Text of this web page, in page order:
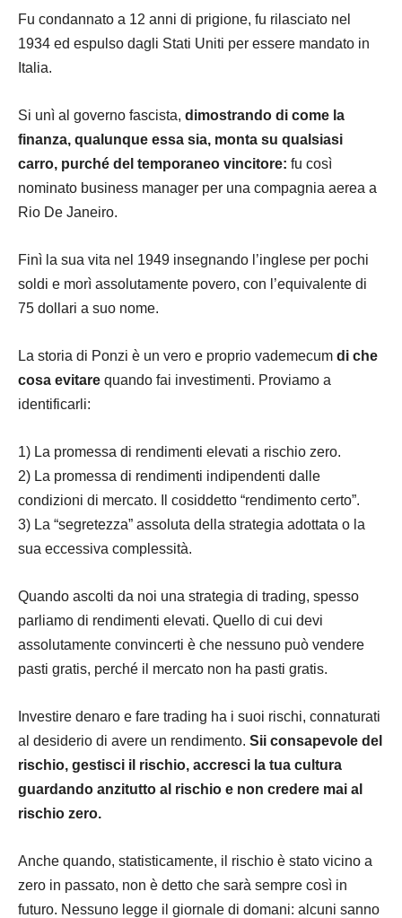
Fu condannato a 12 anni di prigione, fu rilasciato nel
1934 ed espulso dagli Stati Uniti per essere mandato in
Italia.
Si unì al governo fascista, dimostrando di come la
finanza, qualunque essa sia, monta su qualsiasi
carro, purché del temporaneo vincitore: fu così
nominato business manager per una compagnia aerea a
Rio De Janeiro.
Finì la sua vita nel 1949 insegnando l’inglese per pochi
soldi e morì assolutamente povero, con l’equivalente di
75 dollari a suo nome.
La storia di Ponzi è un vero e proprio vademecum di che
cosa evitare quando fai investimenti. Proviamo a
identificarli:
1) La promessa di rendimenti elevati a rischio zero.
2) La promessa di rendimenti indipendenti dalle
condizioni di mercato. Il cosiddetto “rendimento certo”.
3) La “segretezza” assoluta della strategia adottata o la
sua eccessiva complessità.
Quando ascolti da noi una strategia di trading, spesso
parliamo di rendimenti elevati. Quello di cui devi
assolutamente convincerti è che nessuno può vendere
pasti gratis, perché il mercato non ha pasti gratis.
Investire denaro e fare trading ha i suoi rischi, connaturati
al desiderio di avere un rendimento. Sii consapevole del
rischio, gestisci il rischio, accresci la tua cultura
guardando anzitutto al rischio e non credere mai al
rischio zero.
Anche quando, statisticamente, il rischio è stato vicino a
zero in passato, non è detto che sarà sempre così in
futuro. Nessuno legge il giornale di domani: alcuni sanno